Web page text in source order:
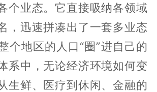
个业态。它直接吸纳各领域
，迅速拼凑出了一套多业态
个地区的人口“圈”进自己的
系中，无论经济环境如何变
生鲜、医疗到休闲、金融的